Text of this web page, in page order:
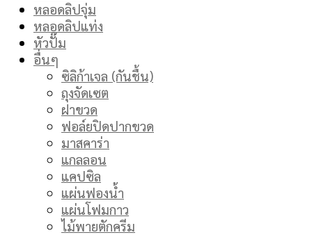
หลอดลิปจุ่ม
หลอดลิปแท่ง
หัวปั๊ม
อื่นๆ
ซิลิก้าเจล (กันชื้น)
ถุงจัดเซต
ฝาขวด
ฟอล์ยปิดปากขวด
มาสคาร่า
แกลลอน
แคปซิล
แผ่นฟองน้ำ
แผ่นโฟมกาว
ไม้พายตักครีม